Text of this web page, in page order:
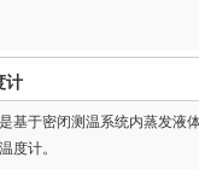
计
基于密闭测温系统内蒸发液
度计。